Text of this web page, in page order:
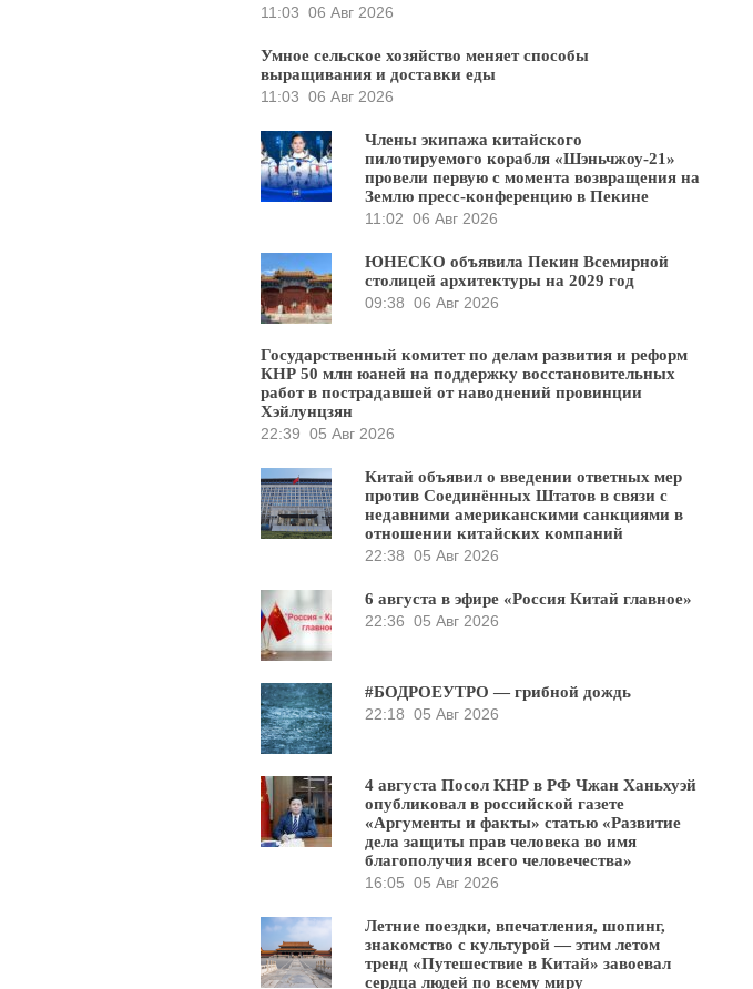
11:03 06 Авг 2026
Умное сельское хозяйство меняет способы
выращивания и доставки еды
11:03 06 Авг 2026
Члены экипажа китайского
пилотируемого корабля «Шэньчжоу-21»
провели первую с момента возвращения на
Землю пресс-конференцию в Пекине
11:02 06 Авг 2026
ЮНЕСКО объявила Пекин Всемирной
столицей архитектуры на 2029 год
09:38 06 Авг 2026
Государственный комитет по делам развития и реформ
КНР 50 млн юаней на поддержку восстановительных
работ в пострадавшей от наводнений провинции
Хэйлунцзян
22:39 05 Авг 2026
Китай объявил о введении ответных мер
против Соединённых Штатов в связи с
недавними американскими санкциями в
отношении китайских компаний
22:38 05 Авг 2026
6 августа в эфире «Россия Китай главное»
22:36 05 Авг 2026
#БОДРОЕУТРО — грибной дождь
22:18 05 Авг 2026
4 августа Посол КНР в РФ Чжан Ханьхуэй
опубликовал в российской газете
«Аргументы и факты» статью «Развитие
дела защиты прав человека во имя
благополучия всего человечества»
16:05 05 Авг 2026
Летние поездки, впечатления, шопинг,
знакомство с культурой — этим летом
тренд «Путешествие в Китай» завоевал
сердца людей по всему миру